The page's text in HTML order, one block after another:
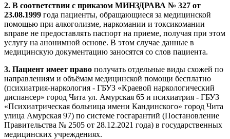
2. В соответствии с приказом МИНЗДРАВА № 327 от
23.08.1999 года пациенты, обращающиеся за медицинской
помощью при алкоголизме, наркомании и токсикомании
вправе не предоставлять паспорт на приеме, получая при этом
услугу на анонимной основе. В этом случае данные в
медицинскую документацию заносятся со слов пациента.
3. Пациент имеет право получать отдельные виды схожей по
направлениям и объёмам медицинской помощи бесплатно
(психиатрия-наркология - ГБУЗ «Краевой наркологический
диспансер» город Чита ул. Амурская 65 и психиатрия - ГБУЗ
«Психиатрическая больница имени Кандинского» город Чита
улица Амурская 97) по системе госгарантий (Постановление
Правительства № 2505 от 28.12.2021 года) в государственных
медицинских учреждениях.